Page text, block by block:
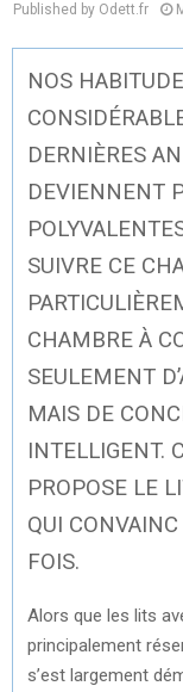
Published by Odett.fr
NOS
DERNIÈRES
DEVIENNENT
SUIVRE CE
CHAMBRE À
SEULEMENT
MAIS DE
INTELLIGENT.
PROPOSE LE
QUI
FOIS.
Alors que les lits
principalement
s’est largement